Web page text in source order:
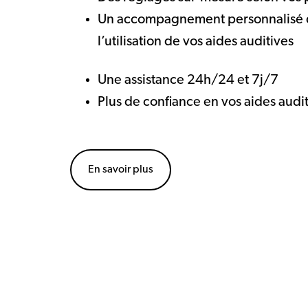
Un accompagnement personnalisé
l’utilisation de vos aides auditives
Une assistance 24h/24 et 7j/7
Plus de confiance en vos aides
En savoir plus